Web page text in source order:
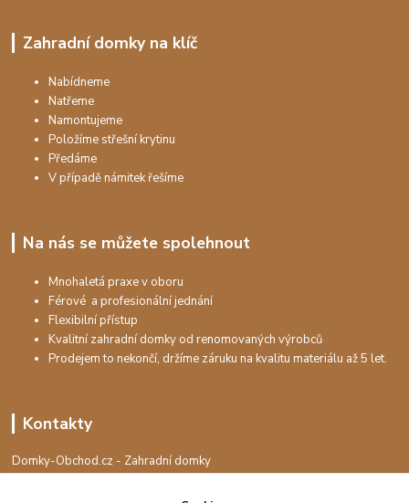
Zahradní domky na klíč
Nabídneme
Natřeme
Namontujeme
Položíme střešní krytinu
Předáme
V případě námitek řešíme
Na nás se můžete spolehnout
Mnohaletá praxe v oboru
Férové a profesionální jednání
Flexibilní přístup
Kvalitní zahradní domky od renomovaných výrobců
Prodejem to nekončí, držíme záruku na kvalitu materiálu až 5 let.
Kontakty
Domky-Obchod.cz - Zahradní domky
+420 730 501 925